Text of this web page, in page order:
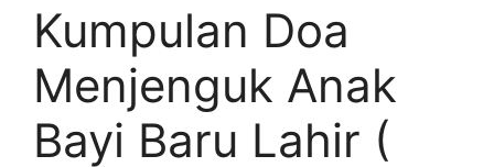
Kumpulan Doa
Menjenguk Anak
Bayi Baru Lahir (